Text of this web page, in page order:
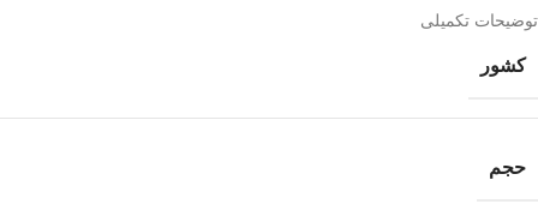
توضیحات تکمیلی
کشور
حجم